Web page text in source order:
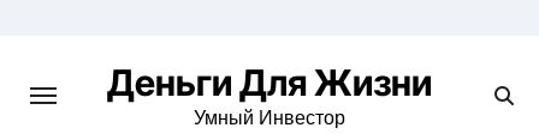
содержимомуДеньги Для Жизни
Умный Инвестор